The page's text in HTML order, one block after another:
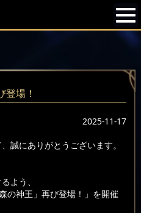
登場！
2025-11-17
誠にありがとうございます。
よう、
の神王」再び登場！」を開催